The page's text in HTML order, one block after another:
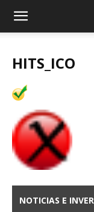
HITS_ICO
NOTICIAS E